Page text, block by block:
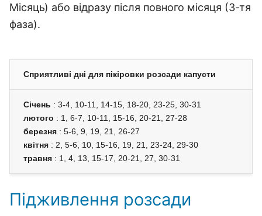
Місяць) або відразу після повного місяця (3-тя
фаза).
Сприятливі дні для пікіровки розсади капусти
Січень : 3-4, 10-11, 14-15, 18-20, 23-25, 30-31
лютого : 1, 6-7, 10-11, 15-16, 20-21, 27-28
березня : 5-6, 9, 19, 21, 26-27
квітня : 2, 5-6, 10, 15-16, 19, 21, 23-24, 29-30
травня : 1, 4, 13, 15-17, 20-21, 27, 30-31
Підживлення розсади